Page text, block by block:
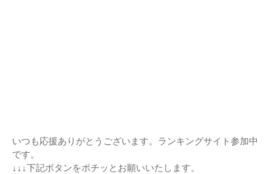
いつも応援ありがとうございます。ランキングサイト参加中
です。
↓↓↓下記ボタンをポチッとお願いいたします。